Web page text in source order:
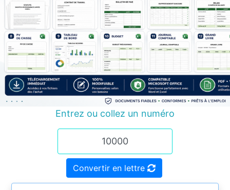
Entrez ou collez un numéro
Convertir en lettre